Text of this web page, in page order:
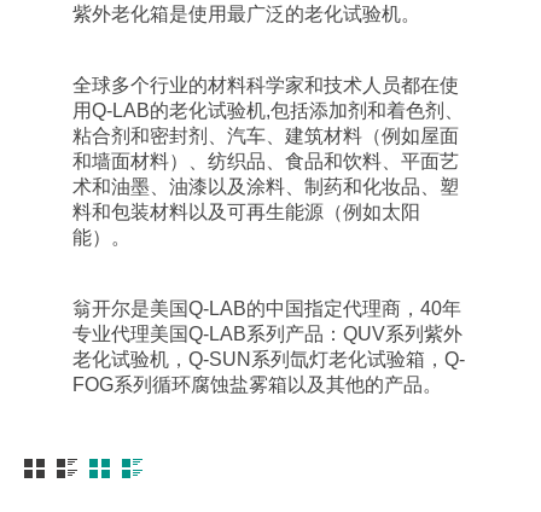
紫外老化箱是使用最广泛的老化试验机。
全球多个行业的材料科学家和技术人员都在使
用Q-LAB的老化试验机,包括添加剂和着色剂、
粘合剂和密封剂、汽车、建筑材料（例如屋面
和墙面材料）、纺织品、食品和饮料、平面艺
术和油墨、油漆以及涂料、制药和化妆品、塑
料和包装材料以及可再生能源（例如太阳
能）。
翁开尔是美国Q-LAB的中国指定代理商，40年
专业代理美国Q-LAB系列产品：QUV系列紫外
老化试验机，Q-SUN系列氙灯老化试验箱，Q-
FOG系列循环腐蚀盐雾箱以及其他的产品。